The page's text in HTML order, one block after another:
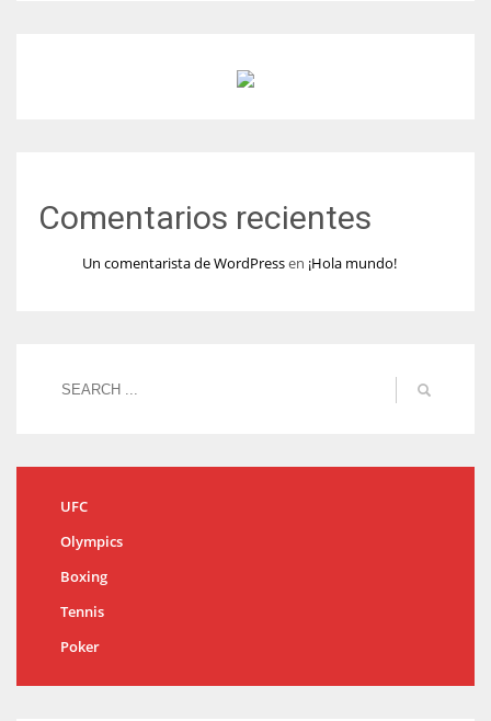
Comentarios recientes
Un comentarista de WordPressen ¡Hola mundo!
UFC
Olympics
Boxing
Tennis
Poker